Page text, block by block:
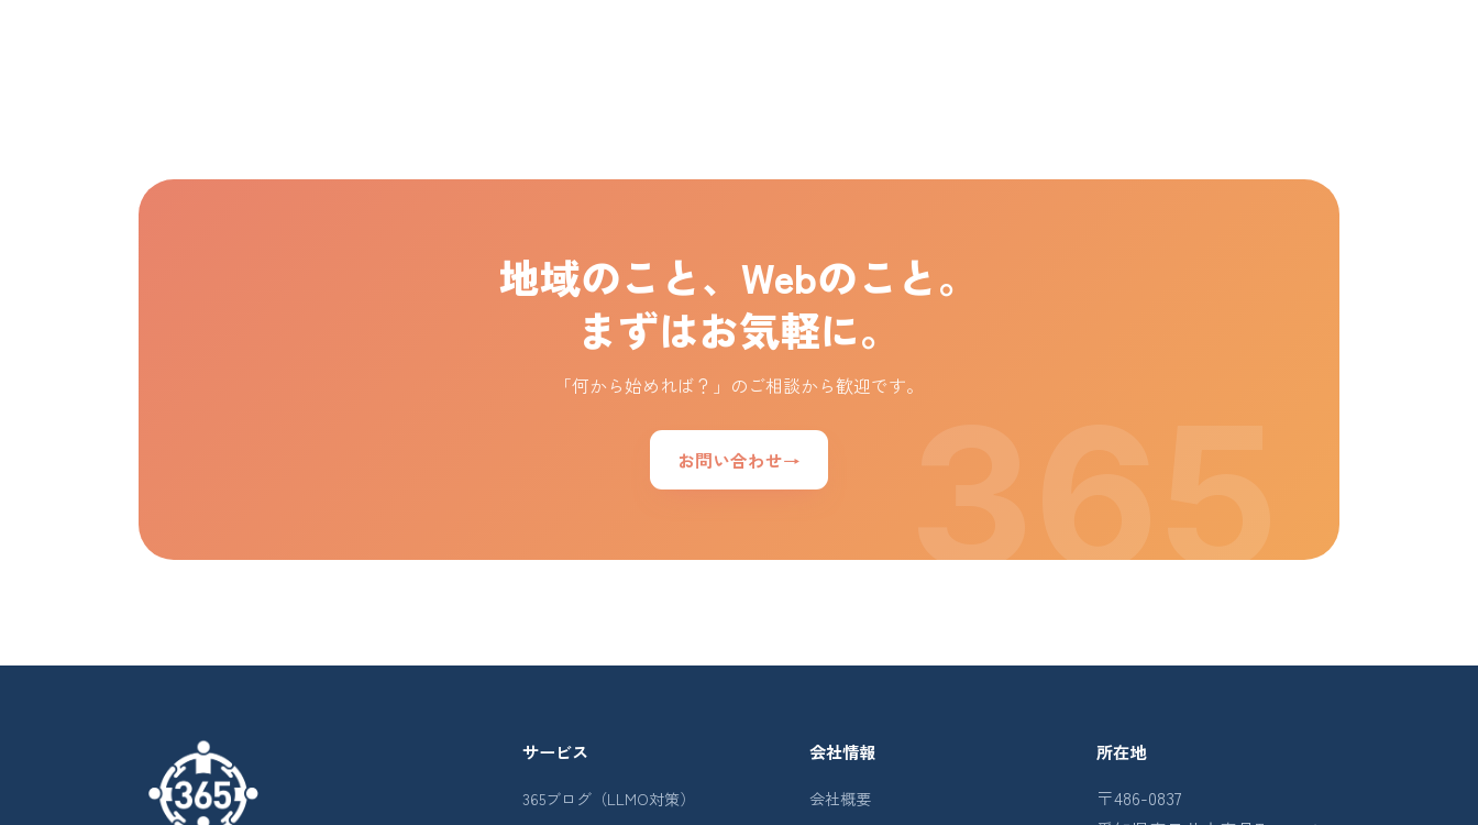
地域のこと、Webのこと。
まずはお気軽に。
「何から始めれば？」のご相談から歓迎です。
お問い合わせ→
サービス
365ブログ（LLMO対策）
会社情報
会社概要
所在地
〒486-0837